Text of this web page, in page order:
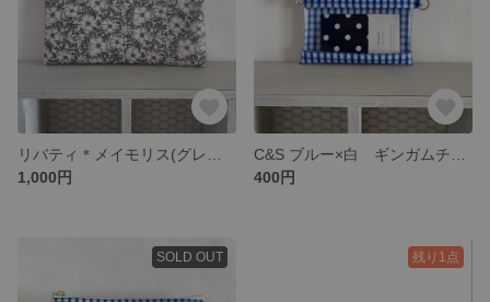
1,000円
400円
SOLD OUT 残り1点